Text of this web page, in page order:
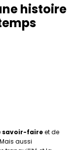
histoire
savoir-faireet de
aussi